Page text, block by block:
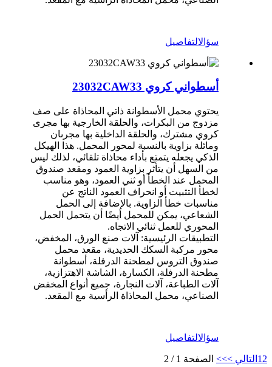
سؤالالتفاصيل
أسطواني كروي 23032CAW33
يحتوي محمل الأسطوانة ذاتي المحاذاة على صف
مزدوج من البكرات، والحلقة الخارجية بها مجرى
كروي مشترك، والحلقة الداخلية بها مجرىان
ومائلة بزاوية بالنسبة لمحور المحمل. هذا الهيكل
الذكي يجعله يتمتع بأداء محاذاة تلقائي، لذلك ليس
من السهل أن يتأثر بزاوية العمود ومقعد صندوق
المحمل عند الخطأ أو ثني العمود، وهو مناسب
لخطأ التثبيت أو انحراف العمود الناتج عن
مناسبات خطأ الزاوية. بالإضافة إلى الحمل
الشعاعي، يمكن للمحمل أيضًا أن يتحمل الحمل
المحوري للعمل ثنائي الاتجاه.
التطبيقات الرئيسية: آلات صنع الورق، المخفض،
محور مركبة السكك الحديدية، مقعد محمل
صندوق التروس لمطحنة الدرفلة، أسطوانة
مطحنة الدرفلة، الكسارة، الشاشة الاهتزازية،
آلات الطباعة، آلات النجارة، جميع أنواع المخفض
الصناعي، محمل المحاذاة الرأسية مع المقعد.
سؤالالتفاصيل
1 2 التالي >>> الصفحة 1 / 2